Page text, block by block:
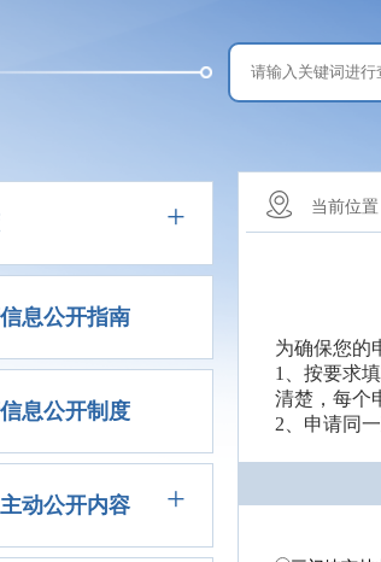
+
息公开指南
息公开制度
动公开内容 +
当前位置
为确保您的
1、按要求
清楚，每个
2、申请同